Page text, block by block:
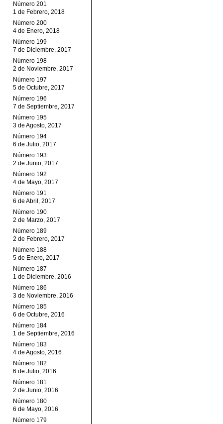
Número 201
1 de Febrero, 2018
Número 200
4 de Enero, 2018
Número 199
7 de Diciembre, 2017
Número 198
2 de Noviembre, 2017
Número 197
5 de Octubre, 2017
Número 196
7 de Septiembre, 2017
Número 195
3 de Agosto, 2017
Número 194
6 de Julio, 2017
Número 193
2 de Junio, 2017
Número 192
4 de Mayo, 2017
Número 191
6 de Abril, 2017
Número 190
2 de Marzo, 2017
Número 189
2 de Febrero, 2017
Número 188
5 de Enero, 2017
Número 187
1 de Diciembre, 2016
Número 186
3 de Noviembre, 2016
Número 185
6 de Octubre, 2016
Número 184
1 de Septiembre, 2016
Número 183
4 de Agosto, 2016
Número 182
6 de Julio, 2016
Número 181
2 de Junio, 2016
Número 180
6 de Mayo, 2016
Número 179